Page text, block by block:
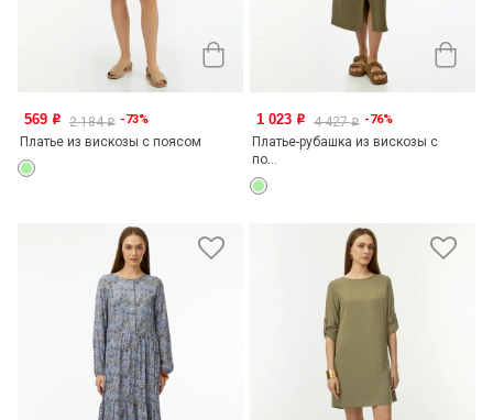
569 o 2 184o -73%
Платье из вискозы с поясом
1 023 o 4 427o -76%
Платье-рубашка из вискозы с
по...